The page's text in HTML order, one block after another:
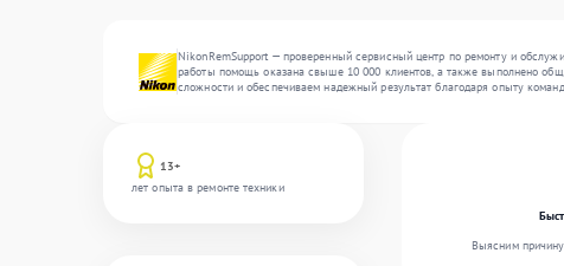
NikonRemSupport — проверенный сервисный центр по ремонту и
работы помощь оказана свыше 10 000 клиентов, а также выполнено
сложности и обеспечиваем надежный результат благодаря опыту
13+
лет опыта в ремонте техники
Выясним